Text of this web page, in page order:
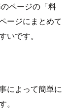
ページの「料
ージにまとめて
です。
によって簡単に